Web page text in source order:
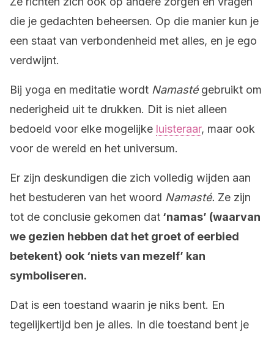
die je gedachten beheersen. Op die manier kun je
een staat van verbondenheid met alles, en je ego
verdwijnt.
Bij yoga en meditatie wordt Namasté gebruikt om
nederigheid uit te drukken. Dit is niet alleen
bedoeld voor elke mogelijke luisteraar, maar ook
voor de wereld en het universum.
Er zijn deskundigen die zich volledig wijden aan
het bestuderen van het woord Namasté. Ze zijn
tot de conclusie gekomen dat ‘namas’ (waarvan
we gezien hebben dat het groet of eerbied
betekent) ook ‘niets van mezelf’ kan
symboliseren.
Dat is een toestand waarin je niks bent. En
tegelijkertijd ben je alles. In die toestand bent je